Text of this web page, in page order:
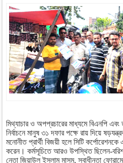
মিথ্যাচার ও অপপ্রচারের মাধ্যমে বিএনপি
নির্বাচনে মানুষ ৩১ দফার পক্ষে রায় দিয়ে
মনোনীত প্রার্থী বিজয়ী হলে সিটি
করেন। কর্মসূচিতে আরও উপস্থিত ছিলেন-
নেতা জিয়াউল ইসলাম মাসুম, স্বাধীনতা